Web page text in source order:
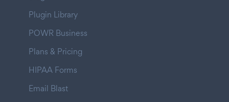
Plugin Library
POWR Business
Plans & Pricing
HIPAA Forms
Email Blast